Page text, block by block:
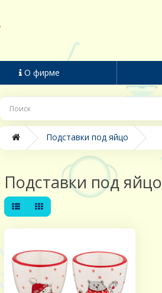
О фирме
Подставки под яйцо
Подставки под яйцо